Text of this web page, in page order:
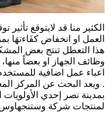
الكثير منا قد لايتوقع
العمل او انخفاض كفَاءتهَا
هذا التعطل تنتج بعض
وظائف الجهاز او بعضاً
اعباء عمل اضافية
. ويعد البحث عن المركز
بمدينة نصر إحدي
لمنتجات شركة وستنجهاوس